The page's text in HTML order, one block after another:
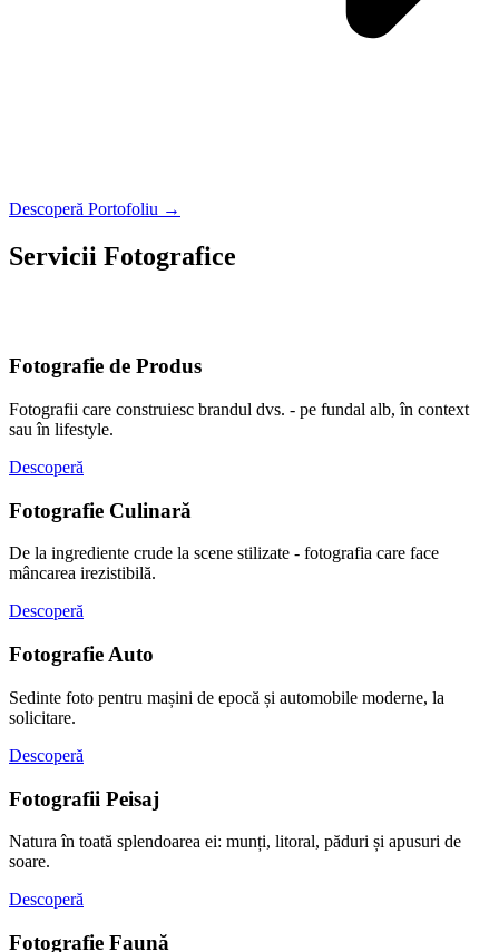
Descoperă Portofoliu →
Servicii Fotografice
Fotografie de Produs
Fotografii care construiesc brandul dvs. - pe fundal alb, în context
sau în lifestyle.
Descoperă
Fotografie Culinară
De la ingrediente crude la scene stilizate - fotografia care face
mâncarea irezistibilă.
Descoperă
Fotografie Auto
Sedinte foto pentru mașini de epocă și automobile moderne, la
solicitare.
Descoperă
Fotografii Peisaj
Natura în toată splendoarea ei: munți, litoral, păduri și apusuri de
soare.
Descoperă
Fotografie Faună